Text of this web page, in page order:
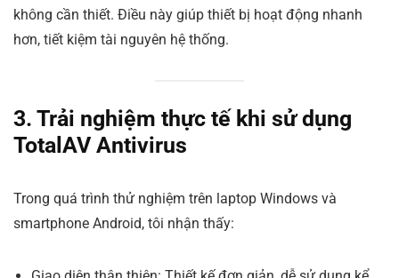
không cần thiết. Điều này giúp thiết bị hoạt động nhanh
hơn, tiết kiệm tài nguyên hệ thống.
3. Trải nghiệm thực tế khi sử dụng
TotalAV Antivirus
Trong quá trình thử nghiệm trên laptop Windows và
smartphone Android, tôi nhận thấy: